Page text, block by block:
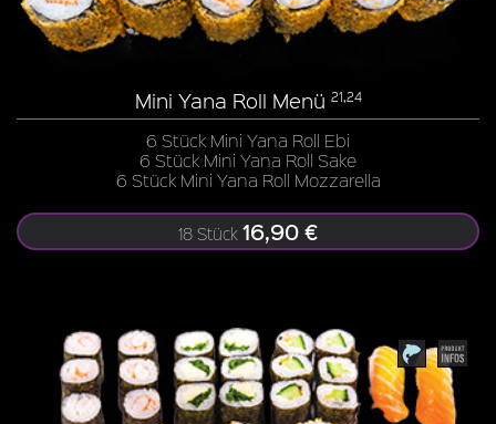
Mini Yana Roll Menü 21,24
6 Stück Mini Yana Roll Ebi
6 Stück Mini Yana Roll Sake
6 Stück Mini Yana Roll Mozzarella
18 Stück 16,90 €